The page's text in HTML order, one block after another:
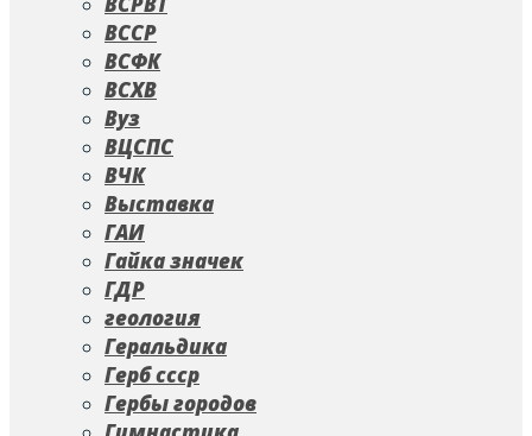
ВССР
ВСФК
ВСХВ
Вуз
ВЦСПС
ВЧК
Выставка
ГАИ
Гайка значек
ГДР
геология
Геральдика
Герб ссср
Гербы городов